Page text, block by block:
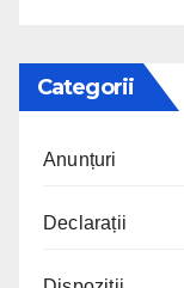
Categorii
Anunțuri
Declarații